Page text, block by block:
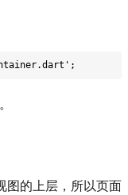
图的上层，所以页面